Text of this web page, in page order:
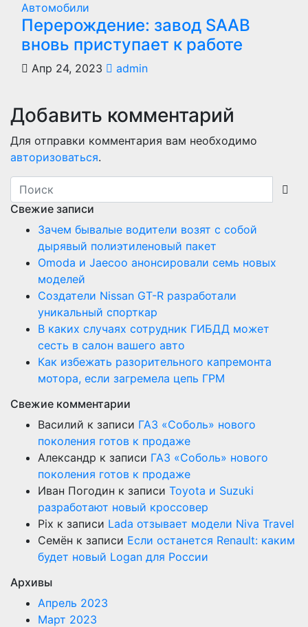
Автомобили
Перерождение: завод SAAB
вновь приступает к работе
Апр 24, 2023 admin
Добавить комментарий
Для отправки комментария вам необходимо
авторизоваться.
Свежие записи
Зачем бывалые водители возят с собой
дырявый полиэтиленовый пакет
Оmoda и Jaecoo анонсировали семь новых
моделей
Создатели Nissan GT-R разработали
уникальный спорткар
В каких случаях сотрудник ГИБДД может
сесть в салон вашего авто
Как избежать разорительного капремонта
мотора, если загремела цепь ГРМ
Свежие комментарии
Василий к записи ГАЗ «Соболь» нового
поколения готов к продаже
Александр к записи ГАЗ «Соболь» нового
поколения готов к продаже
Иван Погодин к записи Toyota и Suzuki
разработают новый кроссовер
Pix к записи Lada отзывает модели Niva Travel
Семён к записи Если останется Renault: каким
будет новый Logan для России
Архивы
Апрель 2023
Март 2023